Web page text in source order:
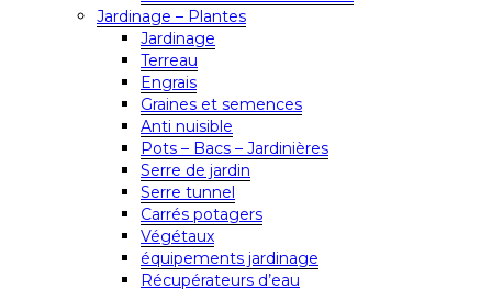
Jardinage – Plantes
Jardinage
Terreau
Engrais
Graines et semences
Anti nuisible
Pots – Bacs – Jardinières
Serre de jardin
Serre tunnel
Carrés potagers
Végétaux
équipements jardinage
Récupérateurs d’eau